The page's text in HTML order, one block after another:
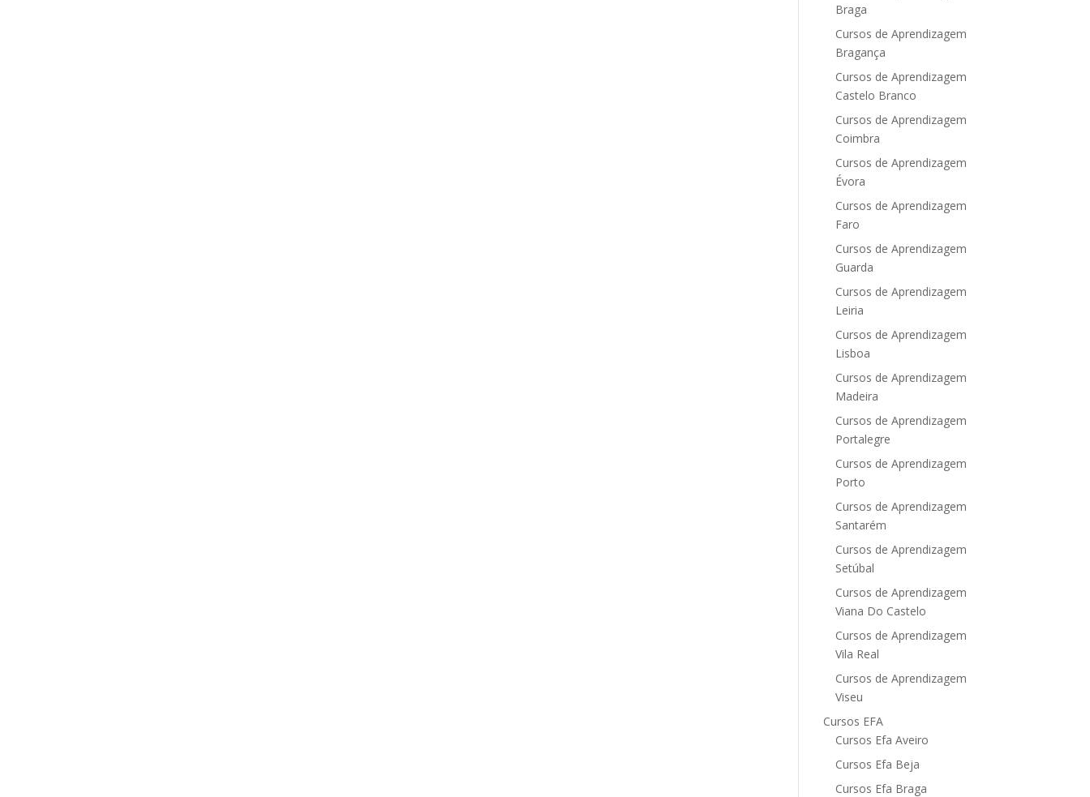
Braga
Cursos de Aprendizagem
Bragança
Cursos de Aprendizagem
Castelo Branco
Cursos de Aprendizagem
Coimbra
Cursos de Aprendizagem
Évora
Cursos de Aprendizagem
Faro
Cursos de Aprendizagem
Guarda
Cursos de Aprendizagem
Leiria
Cursos de Aprendizagem
Lisboa
Cursos de Aprendizagem
Madeira
Cursos de Aprendizagem
Portalegre
Cursos de Aprendizagem
Porto
Cursos de Aprendizagem
Santarém
Cursos de Aprendizagem
Setúbal
Cursos de Aprendizagem
Viana Do Castelo
Cursos de Aprendizagem
Vila Real
Cursos de Aprendizagem
Viseu
Cursos EFA
Cursos Efa Aveiro
Cursos Efa Beja
Cursos Efa Braga